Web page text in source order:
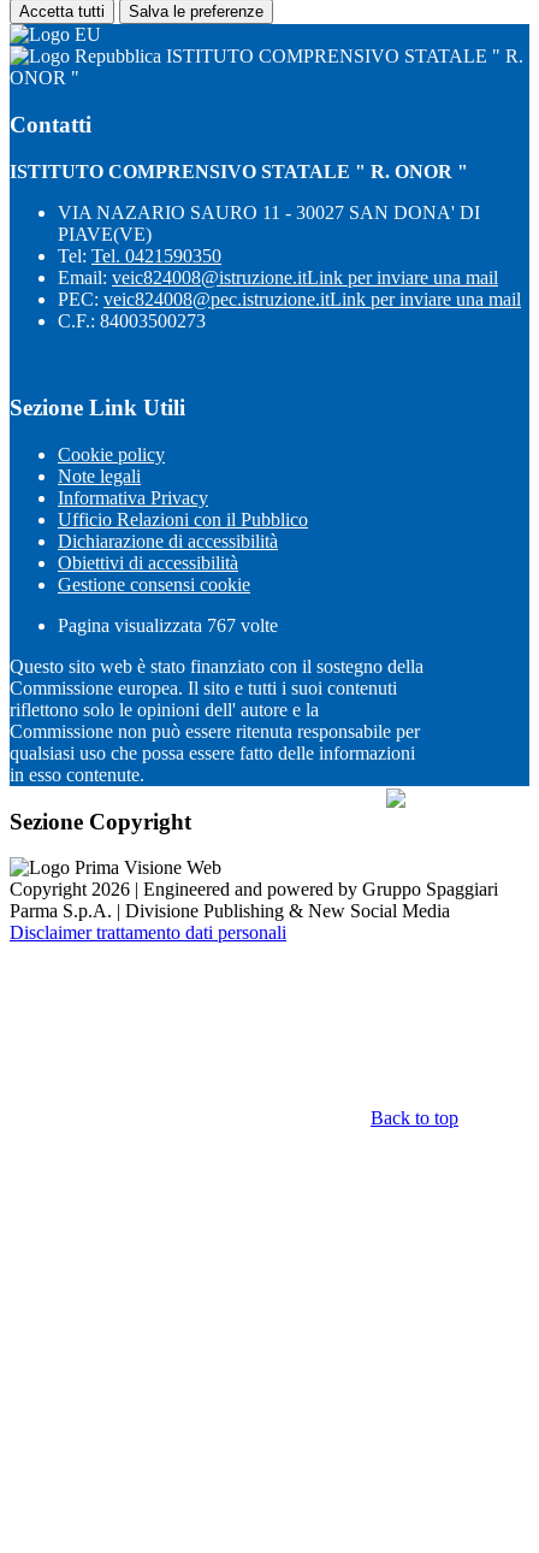
Accetta tutti Salva le preferenze
ISTITUTO COMPRENSIVO STATALE " R.
ONOR "
Contatti
ISTITUTO COMPRENSIVO STATALE " R. ONOR "
VIA NAZARIO SAURO 11 - 30027 SAN DONA' DI
PIAVE(VE)
Tel: Tel. 0421590350
Email: veic824008@istruzione.itLink per inviare una mail
PEC: veic824008@pec.istruzione.itLink per inviare una mail
C.F.: 84003500273
Sezione Link Utili
Cookie policy
Note legali
Informativa Privacy
Ufficio Relazioni con il Pubblico
Dichiarazione di accessibilità
Obiettivi di accessibilità
Gestione consensi cookie
Pagina visualizzata 767 volte
Questo sito web è stato finanziato con il sostegno della
Commissione europea. Il sito e tutti i suoi contenuti
riflettono solo le opinioni dell' autore e la
Commissione non può essere ritenuta responsabile per
qualsiasi uso che possa essere fatto delle informazioni
in esso contenute.
Sezione Copyright
Copyright 2026 | Engineered and powered by Gruppo Spaggiari
Parma S.p.A. | Divisione Publishing & New Social Media
Disclaimer trattamento dati personali
Back to top